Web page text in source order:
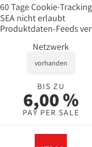
60 Tage Cookie-Tracking
SEA nicht erlaubt
Produktdaten-Feeds
Netzwerk
vorhanden
BIS ZU
6,00 %
PAY PER SALE